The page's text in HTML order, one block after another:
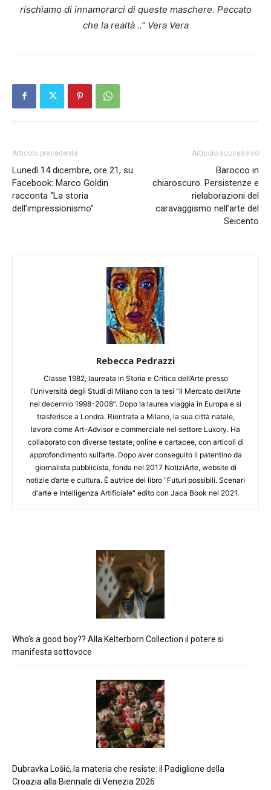
rischiamo di innamorarci di queste maschere. Peccato
che la realtà ..” Vera Vera
Articolo precedente
Lunedì 14 dicembre, ore 21, su
Facebook: Marco Goldin
racconta “La storia
dell’impressionismo”
Articolo successivo
Barocco in
chiaroscuro. Persistenze e
rielaborazioni del
caravaggismo nell’arte del
Seicento
Rebecca Pedrazzi
Classe 1982, laureata in Storia e Critica dell’Arte presso
l’Università degli Studi di Milano con la tesi “Il Mercato dell’Arte
nel decennio 1998-2008”. Dopo la laurea viaggia in Europa e si
trasferisce a Londra. Rientrata a Milano, la sua città natale,
lavora come Art-Advisor e commerciale nel settore Luxory. Ha
collaborato con diverse testate, online e cartacee, con articoli di
approfondimento sull’arte. Dopo aver conseguito il patentino da
giornalista pubblicista, fonda nel 2017 NotiziArte, website di
notizie d’arte e cultura. É autrice del libro "Futuri possibili. Scenari
d'arte e Intelligenza Artificiale" edito con Jaca Book nel 2021.
Who’s a good boy?? Alla Kelterborn Collection il potere si
manifesta sottovoce
Dubravka Lošić, la materia che resiste: il Padiglione della
Croazia alla Biennale di Venezia 2026